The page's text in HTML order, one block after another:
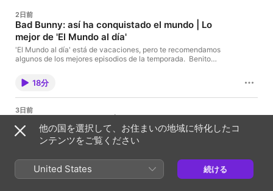
2日前
Bad Bunny: así ha conquistado el mundo | Lo
mejor de 'El Mundo al día'
'El Mundo al día' está de vacaciones, pero te recomendamos
algunos de los mejores episodios de la temporada. Benito
en una de las mayores estrellas del pop mundial. Un fenómeno
cultural, nacido del trap y el reguetón. Capaz de actuar en el
descanso de la Super Bowl, de ganar el Grammy al mejor álbum
del año, de reventar las listas de escuchas y de llenar estadios
sin parar. Y todo eso, en español. Analizamos el fenómeno Bad
Bunny con Pablo Gil, jefe de Cultura y crítico musical de EL
MUNDO Hosted on Acast. See acast.com/privacy for more
information.
18分
3日前
día'
'El Mundo al día' está de vacaciones, pero te recomendamos
Zapatero avanza, pero tiene muchas aristas. El origen está en
Venezuela: blanqueo, rescate de Plus Ultra, tráfico de
influencias… Le hacen ser el primer presidente del Gobierno
16分
他の国を選択して、お住まいの地域に特化したコ
ンテンツをご覧ください
United States 続ける